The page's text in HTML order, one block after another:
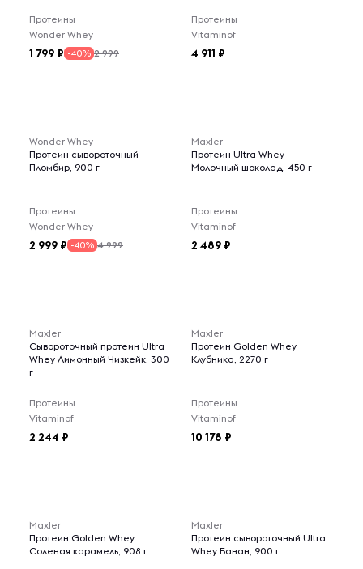
Протеины
Wonder Whey
1 799 -40% 2 999
Протеины
Vitaminof
4 911
Wonder Whey
Протеин сывороточный
Пломбир, 900 г
Протеины
Wonder Whey
2 999 -40% 4 999
Maxler
Протеин Ultra Whey
Молочный шоколад, 450 г
Протеины
Vitaminof
2 489
Maxler
Сывороточный протеин Ultra
Whey Лимонный Чизкейк, 300
г
Протеины
Vitaminof
2 244
Maxler
Протеин Golden Whey
Клубника, 2270 г
Протеины
Vitaminof
10 178
Maxler
Протеин Golden Whey
Соленая карамель, 908 г
Maxler
Протеин сывороточный Ultra
Whey Банан, 900 г